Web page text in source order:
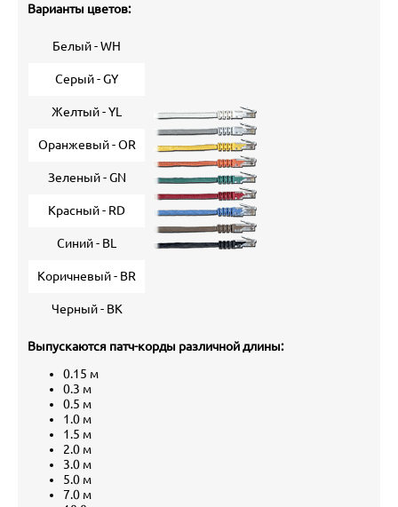
Варианты цветов:
Белый - WH
Серый - GY
Желтый - YL
Оранжевый - OR
Зеленый - GN
Красный - RD
Синий - BL
Коричневый - BR
Черный - BK
Выпускаются патч-корды различной длины:
0.15 м
0.3 м
0.5 м
1.0 м
1.5 м
2.0 м
3.0 м
5.0 м
7.0 м